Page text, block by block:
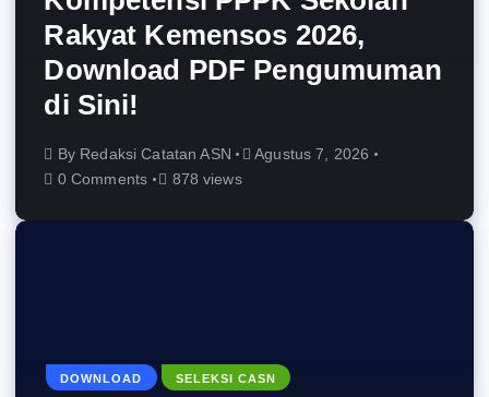
Rakyat Kemensos 2026,
Download PDF Pengumuman
di Sini!
By Redaksi Catatan ASN
Agustus 7, 2026
0 Comments
878 views
DOWNLOAD SELEKSI CASN